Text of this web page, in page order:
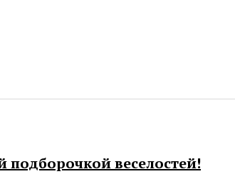
веселостей!